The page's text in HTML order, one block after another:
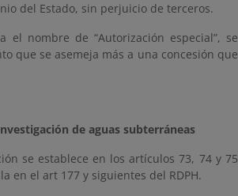
del Estado, sin perjuicio de terceros.
el nombre de “Autorización especial”, se
que se asemeja más a una concesión que
de aguas subterráneas
se establece en los artículos 73, 74 y 75
en el art 177 y siguientes del RDPH.